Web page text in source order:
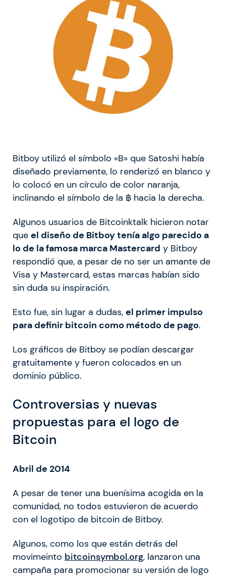
Bitboy utilizó el símbolo «B» que Satoshi había
diseñado previamente, lo renderizó en blanco y
lo colocó en un círculo de color naranja,
inclinando el símbolo de la ฿ hacia la derecha.
Algunos usuarios de Bitcoinktalk hicieron notar
que el diseño de Bitboy tenía algo parecido a
lo de la famosa marca Mastercard y Bitboy
respondió que, a pesar de no ser un amante de
Visa y Mastercard, estas marcas habían sido
sin duda su inspiración.
Esto fue, sin lugar a dudas, el primer impulso
para definir bitcoin como método de pago.
Los gráficos de Bitboy se podían descargar
gratuitamente y fueron colocados en un
dominio público.
Controversias y nuevas
propuestas para el logo de
Bitcoin
Abril de 2014
A pesar de tener una buenísima acogida en la
comunidad, no todos estuvieron de acuerdo
con el logotipo de bitcoin de Bitboy.
Algunos, como los que están detrás del
movimeinto bitcoinsymbol.org, lanzaron una
campaña para promocionar su versión de logo